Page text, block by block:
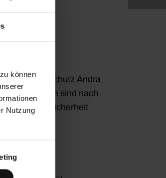
können
Nutzung
Sonnenschutz Andra
Modelle sind nach
maximale Sicherheit